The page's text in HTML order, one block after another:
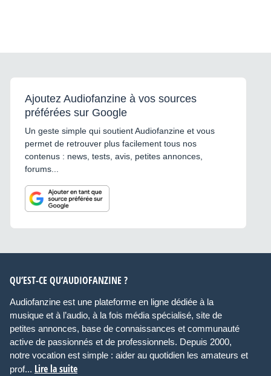
Ajoutez Audiofanzine à vos sources
préférées sur Google
Un geste simple qui soutient Audiofanzine et vous
permet de retrouver plus facilement tous nos
contenus : news, tests, avis, petites annonces,
forums...
QU’EST-CE QU’AUDIOFANZINE ?
Audiofanzine est une plateforme en ligne dédiée à la
musique et à l’audio, à la fois média spécialisé, site de
petites annonces, base de connaissances et communauté
active de passionnés et de professionnels. Depuis 2000,
notre vocation est simple : aider au quotidien les amateurs et
prof... Lire la suite